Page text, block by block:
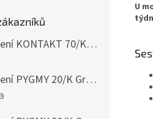
Výčepní zařízení KONTAKT 70/K Green Line 1koh NEW komplet 2x naražeč
je 4 z 5 hvězdiček.
Výčepní zařízení PYGMY 20/K Green Line NEW komplet 2 x naražeč
je 5 z 5 hvězdiček.
U